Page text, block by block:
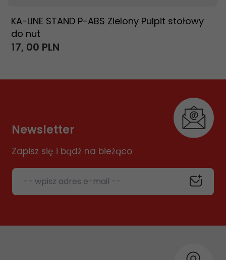
KA-LINE STAND P-ABS Zielony Pulpit stołowy
do nut
17, 00 PLN
Newsletter
Zapisz się i bądź na bieżąco
-- wpisz adres e-mail --